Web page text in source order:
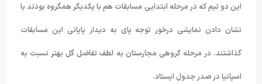
این دو تیم که در مرحله ابتدایی مسابقات هم با یکدیگر همگروه بودند با
نشان دادن نمایشی درخور توجه پای به دیدار پایانی این مسابقات
گذاشتند. در مرحله گروهی مجارستان به لطف تفاضل گل بهتر نسبت به
اسپانیا در صدر جدول ایستاد.